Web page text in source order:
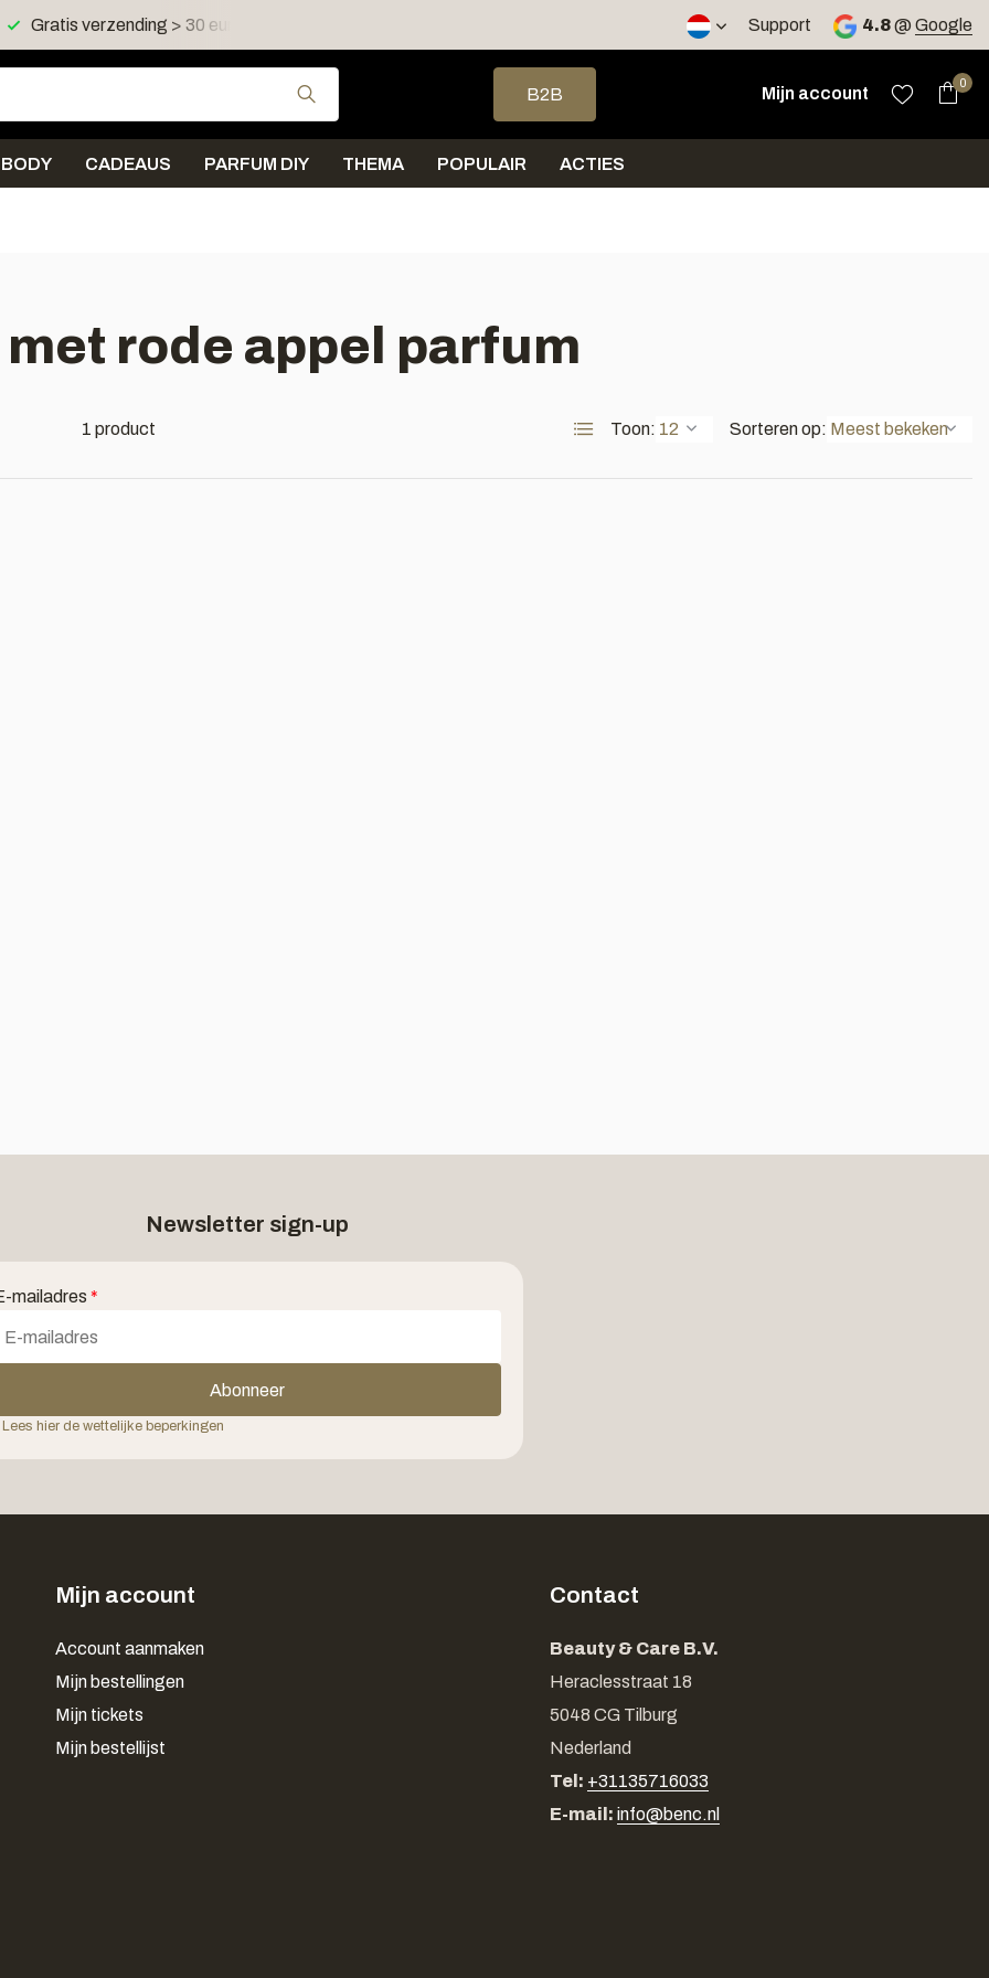
Gratis verzending > 30 euro in NL en BE Support 4.8@ Google
Gebruik de pijltjes op en neer om een beschikbaar resultaat te selecteren. Druk
B2B
Mijn account
0
BODY CADEAUS PARFUM DIY THEMA POPULAIR ACTIES
rode appel parfum
1 product Toon: Sorteren op:
Newsletter sign-up
mailadres *
Abonneer
Lees hier de wettelijke beperkingen
Mijn account
Account aanmaken
Mijn bestellingen
Mijn tickets
Mijn bestellijst
Contact
Beauty & Care B.V.
Heraclesstraat 18
5048 CG Tilburg
Nederland
Tel: +31135716033
E-mail: info@benc.nl